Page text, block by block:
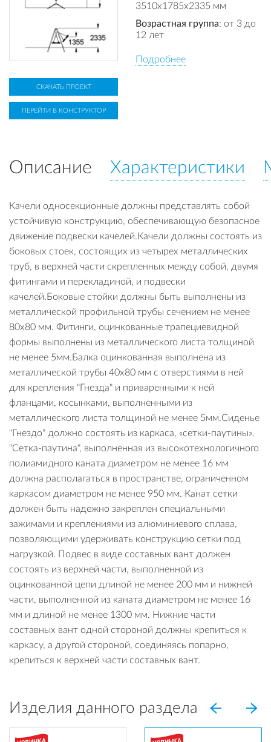
3510x1785x2335 мм
Возрастная группа: от 3 до
12 лет
Подробнее
СКАЧАТЬ ПРОЕКТ
ПЕРЕЙТИ В КОНСТРУКТОР
Описание Характеристики
Качели односекционные должны представлять собой
устойчивую конструкцию, обеспечивающую безопасное
движение подвески качелей.Качели должны состоять из
боковых стоек, состоящих из четырех металлических
труб, в верхней части скрепленных между собой, двумя
фитингами и перекладиной, и подвески
качелей.Боковые стойки должны быть выполнены из
металлической профильной трубы сечением не менее
80х80 мм. Фитинги, оцинкованные трапециевидной
формы выполнены из металлического листа толщиной
не менее 5мм.Балка оцинкованная выполнена из
металлической трубы 40х80 мм с отверстиями в ней
для крепления "Гнезда" и приваренными к ней
фланцами, косынками, выполненными из
металлического листа толщиной не менее 5мм.Сиденье
"Гнездо" должно состоять из каркаса, «сетки-паутины».
"Сетка-паутина", выполненная из высокотехнологичного
полиамидного каната диаметром не менее 16 мм
должна располагаться в пространстве, ограниченном
каркасом диаметром не менее 950 мм. Канат сетки
должен быть надежно закреплен специальными
зажимами и креплениями из алюминиевого сплава,
позволяющими удерживать конструкцию сетки под
нагрузкой. Подвес в виде составных вант должен
состоять из верхней части, выполненной из
оцинкованной цепи длиной не менее 200 мм и нижней
части, выполненной из каната диаметром не менее 16
мм и длиной не менее 1300 мм. Нижние части
составных вант одной стороной должны крепиться к
каркасу, а другой стороной, соединяясь попарно,
крепиться к верхней части составных вант.
Изделия данного раздела